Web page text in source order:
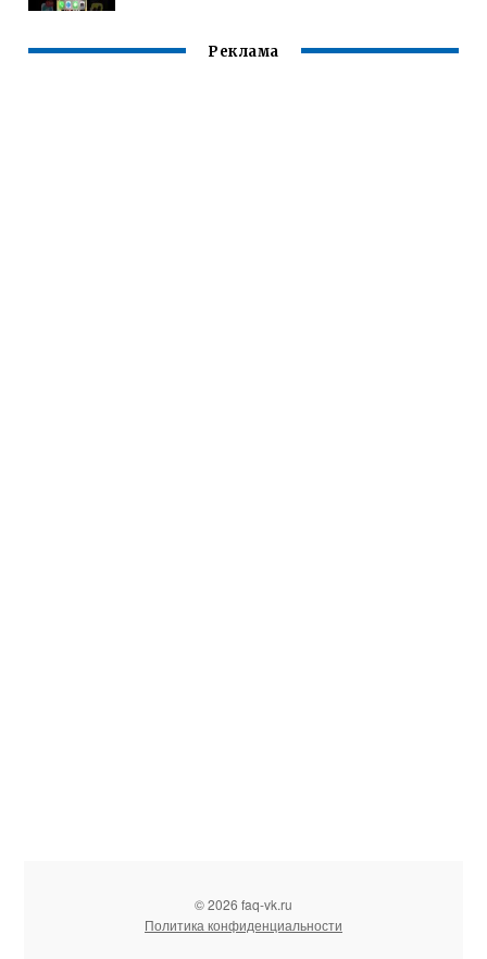
Реклама
© 2026 faq-vk.ru
Политика конфиденциальности